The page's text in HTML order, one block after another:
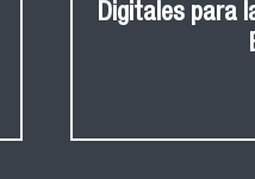
Digitales para